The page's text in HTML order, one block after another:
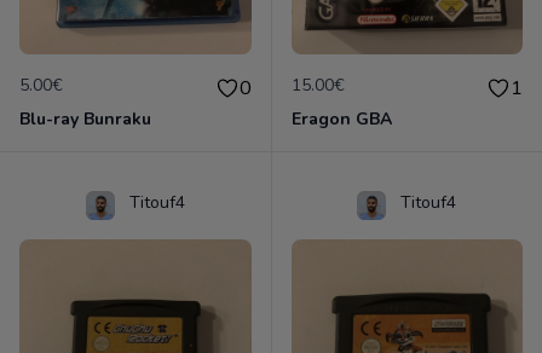
5.00€ 0
Blu-ray Bunraku
15.00€ 1
Eragon GBA
Titouf4 Titouf4